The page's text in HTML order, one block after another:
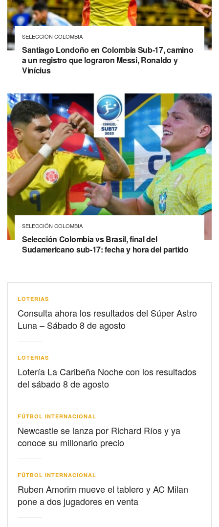
SELECCIÓN COLOMBIA
Santiago Londoño en Colombia Sub-17, camino
a un registro que lograron Messi, Ronaldo y
Vinícius
SELECCIÓN COLOMBIA
Selección Colombia vs Brasil, final del
Sudamericano sub-17: fecha y hora del partido
LOTERIAS
Consulta ahora los resultados del Súper Astro
Luna – Sábado 8 de agosto
LOTERIAS
Lotería La Caribeña Noche con los resultados
del sábado 8 de agosto
FÚTBOL INTERNACIONAL
Newcastle se lanza por Richard Ríos y ya
conoce su millonario precio
FÚTBOL INTERNACIONAL
Ruben Amorim mueve el tablero y AC Milan
pone a dos jugadores en venta